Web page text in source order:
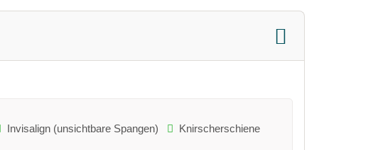
Invisalign (unsichtbare Spangen)
Knirscherschiene